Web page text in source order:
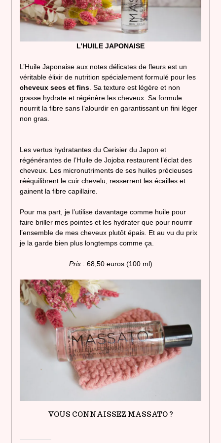
L’HUILE JAPONAISE
L’Huile Japonaise aux notes délicates de fleurs est un
véritable élixir de nutrition spécialement formulé pour les
cheveux secs et fins. Sa texture est légère et non
grasse hydrate et régénère les cheveux. Sa formule
nourrit la fibre sans l’alourdir en garantissant un fini léger
non gras.
Les vertus hydratantes du Cerisier du Japon et
régénérantes de l’Huile de Jojoba restaurent l’éclat des
cheveux. Les micronutriments de ses huiles précieuses
rééquilibrent le cuir chevelu, resserrent les écailles et
gainent la fibre capillaire.
Pour ma part, je l’utilise davantage comme huile pour
faire briller mes pointes et les hydrater que pour nourrir
l’ensemble de mes cheveux plutôt épais. Et au vu du prix
je la garde bien plus longtemps comme ça.
Prix: 68,50 euros (100 ml)
VOUS CONNAISSEZ MASSATO ?